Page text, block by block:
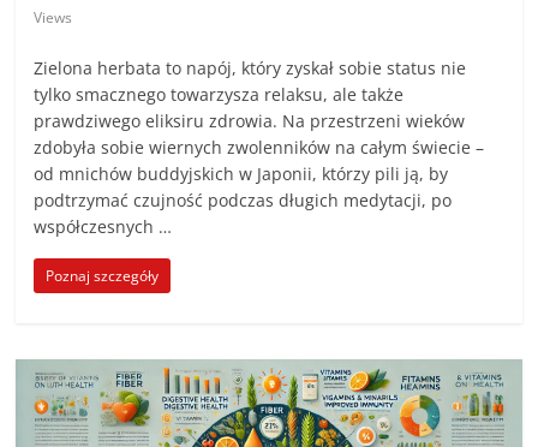
Views
Zielona herbata to napój, który zyskał sobie status nie
tylko smacznego towarzysza relaksu, ale także
prawdziwego eliksiru zdrowia. Na przestrzeni wieków
zdobyła sobie wiernych zwolenników na całym świecie –
od mnichów buddyjskich w Japonii, którzy pili ją, by
podtrzymać czujność podczas długich medytacji, po
współczesnych …
Poznaj szczegóły